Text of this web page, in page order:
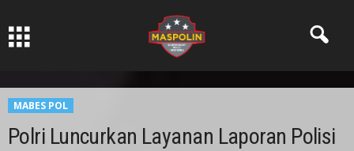
MABES POL
Polri Luncurkan Layanan Laporan Polisi